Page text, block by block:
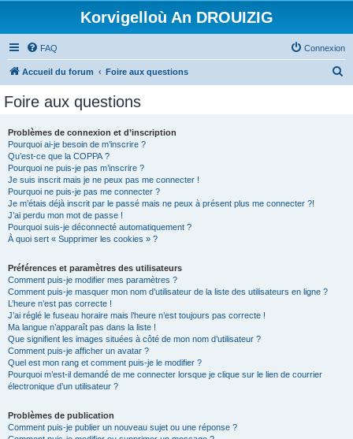
Korvigelloù An DROUIZIG
FAQ Connexion
Accueil du forum Foire aux questions
Foire aux questions
Problèmes de connexion et d’inscription
Pourquoi ai-je besoin de m’inscrire ?
Qu’est-ce que la COPPA ?
Pourquoi ne puis-je pas m’inscrire ?
Je suis inscrit mais je ne peux pas me connecter !
Pourquoi ne puis-je pas me connecter ?
Je m’étais déjà inscrit par le passé mais ne peux à présent plus me connecter ?!
J’ai perdu mon mot de passe !
Pourquoi suis-je déconnecté automatiquement ?
À quoi sert « Supprimer les cookies » ?
Préférences et paramètres des utilisateurs
Comment puis-je modifier mes paramètres ?
Comment puis-je masquer mon nom d’utilisateur de la liste des utilisateurs en ligne ?
L’heure n’est pas correcte !
J’ai réglé le fuseau horaire mais l’heure n’est toujours pas correcte !
Ma langue n’apparaît pas dans la liste !
Que signifient les images situées à côté de mon nom d’utilisateur ?
Comment puis-je afficher un avatar ?
Quel est mon rang et comment puis-je le modifier ?
Pourquoi m’est-il demandé de me connecter lorsque je clique sur le lien de courrier
électronique d’un utilisateur ?
Problèmes de publication
Comment puis-je publier un nouveau sujet ou une réponse ?